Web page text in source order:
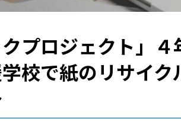
クプロジェクト」
校で紙のリサイ